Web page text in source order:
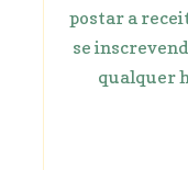
postar a
se
qualquer